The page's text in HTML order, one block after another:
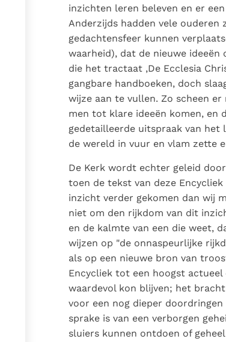
inzichten leren beleven en er
Anderzijds hadden vele
gedachtensfeer kunnen
waarheid), dat de nieuwe ideeën
die het tractaat ,De Ecclesia
gangbare handboeken, doch
wijze aan te vullen. Zo scheen
men tot klare ideeën komen, en
gedetailleerde uitspraak van het
de wereld in vuur en vlam zette
De Kerk wordt echter geleid
toen de tekst van deze
inzicht verder gekomen dan wij
niet om den rijkdom van dit
en de kalmte van een die weet,
wijzen op "de onnaspeurlijke
als op een nieuwe bron van
Encycliek tot een hoogst
waardevol kon blijven; het
voor een nog dieper
sprake is van een verborgen
sluiers kunnen ontdoen of